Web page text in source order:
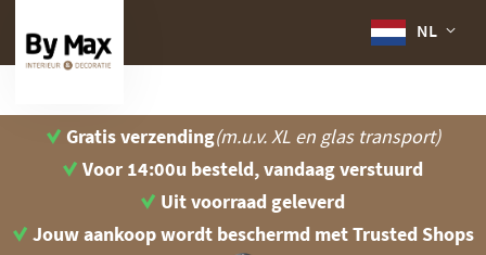
NL
Gratis verzending(m.u.v. XL en glas transport)
Voor 14:00u besteld, vandaag verstuurd
Uit voorraad geleverd
Jouw aankoop wordt beschermd met Trusted Shops